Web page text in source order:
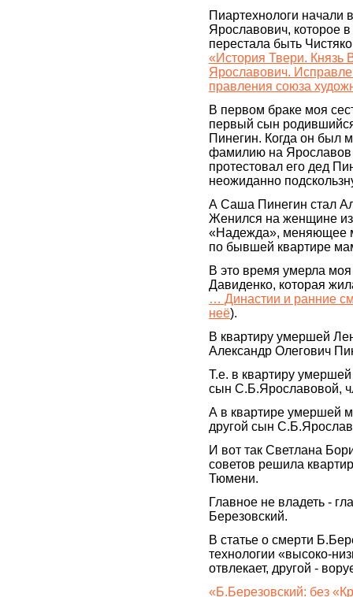
Пиартехнологи начали
Ярославович, которое
перестала быть
«История Твери. Князь
Ярославович.
правления союза
В первом браке моя
первый сын
Пинегин. Когда он был
фамилию на Ярославов
протестовал его дед
неожиданно
А Саша Пинегин стал
Женился на женщине
«Надежда», меняющее
по бывшей квартире
В это время умерла
Давиденко, которая
… Династии и ранние
неё).
В квартиру умершей
Александр Олегович
Т.е. в квартиру
сын С.Б.Ярославовой,
А в квартире умершей
другой сын
И вот так Светлана
советов решила
Тюмени.
Главное не владеть -
Березовский.
В статье о смерти
технологии «высоко-
отвлекает, другой -
«Б.Березовский: без